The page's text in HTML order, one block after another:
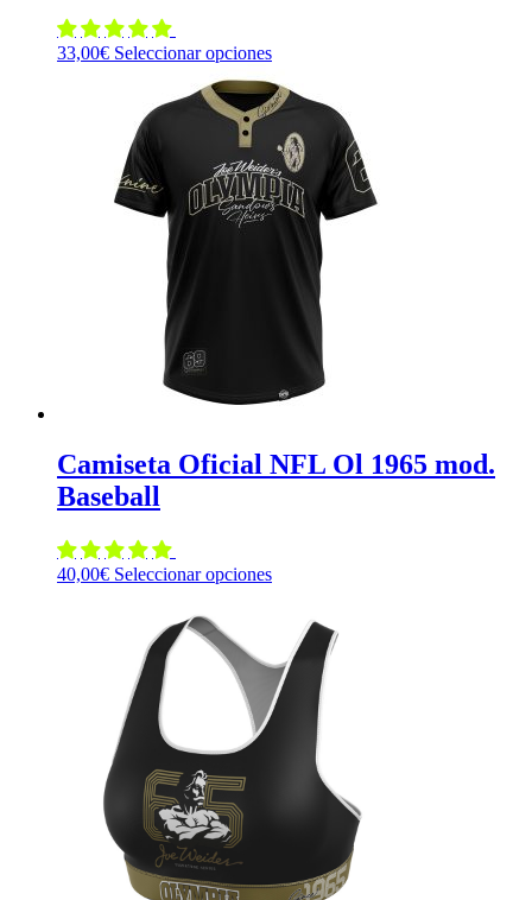
33,00€ Seleccionar opcionesEste
tiene
múltiples
variantes.
Las
opciones
se
pueden
elegir
página
producto
Camiseta Oficial NFL Ol 1965 mod.
Baseball
40,00€ Seleccionar opcionesEste
múltiples
variantes.
Las
opciones
se
pueden
producto